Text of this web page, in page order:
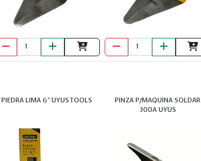
PIEDRA LIMA 6" UYUSTOOLS
PINZA P/MAQUINA SOLDAR
300A UYUS